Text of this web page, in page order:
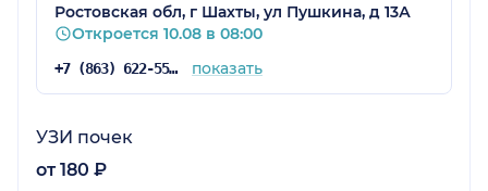
Ростовская обл, г Шахты, ул Пушкина, д 13А
Откроется 10.08 в 08:00
+7 (863) 622-55-97 показать
УЗИ почек
от 180 ₽